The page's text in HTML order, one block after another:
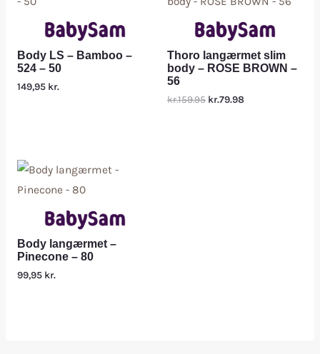
Body LS – Bamboo –
524 – 50
149,95 kr.
Thoro langærmet slim
body – ROSE BROWN –
56
kr.159.95 kr.79.98
Body langærmet –
Pinecone – 80
99,95 kr.